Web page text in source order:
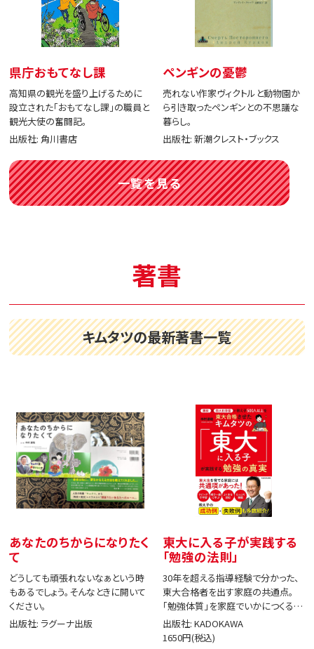
県庁おもてなし課
高知県の観光を盛り上げるために
設立された「おもてなし課」の職員と
観光大使の奮闘記。
出版社: 角川書店
ペンギンの憂鬱
売れない作家ヴィクトルと動物園か
ら引き取ったペンギンとの不思議な
暮らし。
出版社: 新潮クレスト・ブックス
一覧を見る
著書
キムタツの最新著書一覧
あなたのちからになりたく
て
どうしても頑張れないなぁという時
もあるでしょう。そんなときに開いて
ください。
出版社: ラグーナ出版
東大に入る子が実践する
「勉強の法則」
30年を超える指導経験で分かった、
東大合格者を出す家庭の共通点。
「勉強体質」を家庭でいかにつくる
か。
出版社: KADOKAWA
1650円(税込)